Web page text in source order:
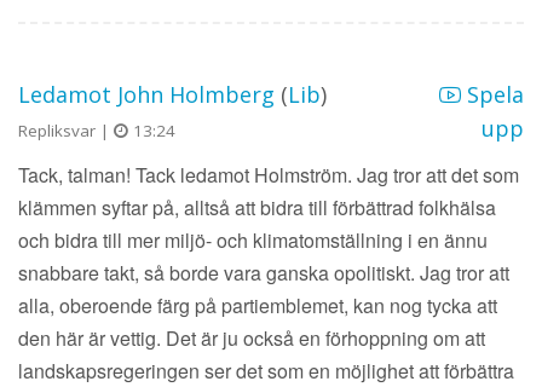
Ledamot John Holmberg (Lib)
Repliksvar | 13:24
Spela
upp
Tack, talman! Tack ledamot Holmström. Jag tror att det som
klämmen syftar på, alltså att bidra till förbättrad folkhälsa
och bidra till mer miljö- och klimatomställning i en ännu
snabbare takt, så borde vara ganska opolitiskt. Jag tror att
alla, oberoende färg på partiemblemet, kan nog tycka att
den här är vettig. Det är ju också en förhoppning om att
landskapsregeringen ser det som en möjlighet att förbättra